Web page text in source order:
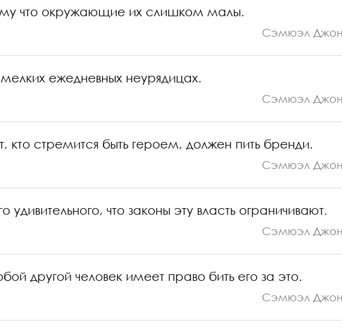
что окружающие их слишком малы.
Сэмюэл
ежедневных неурядицах.
Сэмюэл
кто стремится быть героем, должен пить бренди.
Сэмюэл
что законы эту власть ограничивают.
Сэмюэл
другой человек имеет право бить его за это.
Сэмюэл